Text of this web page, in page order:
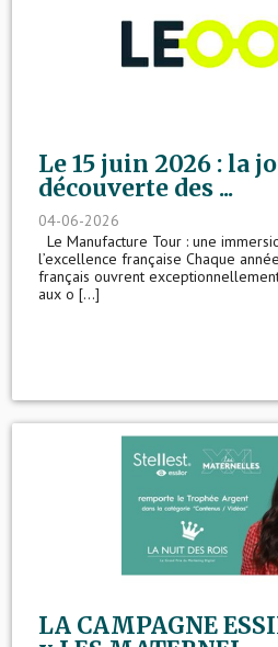
Le 15 juin 2026 : la
découverte des ...
04-06-2026
Le Manufacture Tour : une
l’excellence française Chaque
français ouvrent
aux o [...]
LA CAMPAGNE